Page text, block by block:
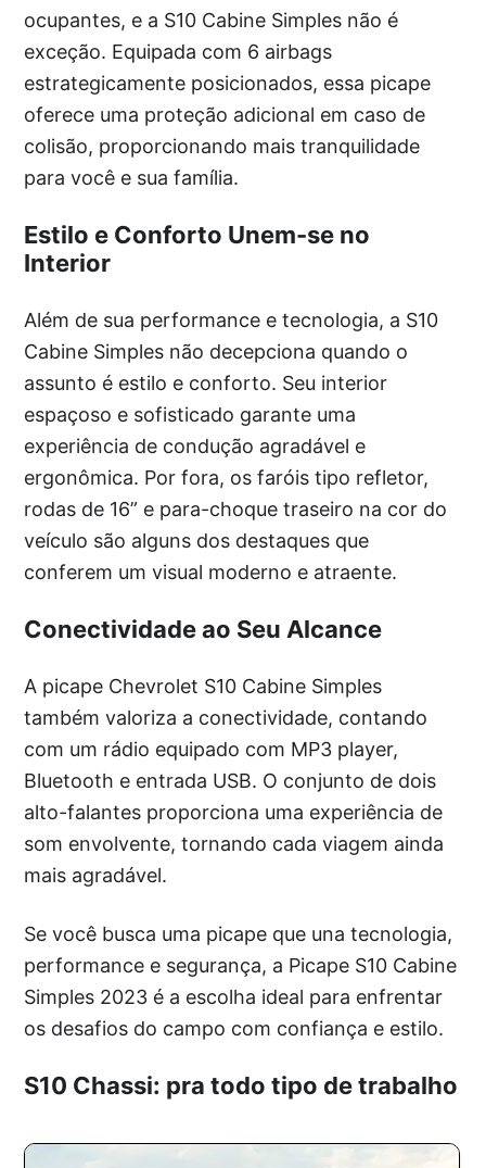
ocupantes, e a S10 Cabine Simples não é
exceção. Equipada com 6 airbags
estrategicamente posicionados, essa picape
oferece uma proteção adicional em caso de
colisão, proporcionando mais tranquilidade
para você e sua família.
Estilo e Conforto Unem-se no
Interior
Além de sua performance e tecnologia, a S10
Cabine Simples não decepciona quando o
assunto é estilo e conforto. Seu interior
espaçoso e sofisticado garante uma
experiência de condução agradável e
ergonômica. Por fora, os faróis tipo refletor,
rodas de 16” e para-choque traseiro na cor do
veículo são alguns dos destaques que
conferem um visual moderno e atraente.
Conectividade ao Seu Alcance
A picape Chevrolet S10 Cabine Simples
também valoriza a conectividade, contando
com um rádio equipado com MP3 player,
Bluetooth e entrada USB. O conjunto de dois
alto-falantes proporciona uma experiência de
som envolvente, tornando cada viagem ainda
mais agradável.
Se você busca uma picape que una tecnologia,
performance e segurança, a Picape S10 Cabine
Simples 2023 é a escolha ideal para enfrentar
os desafios do campo com confiança e estilo.
S10 Chassi: pra todo tipo de trabalho